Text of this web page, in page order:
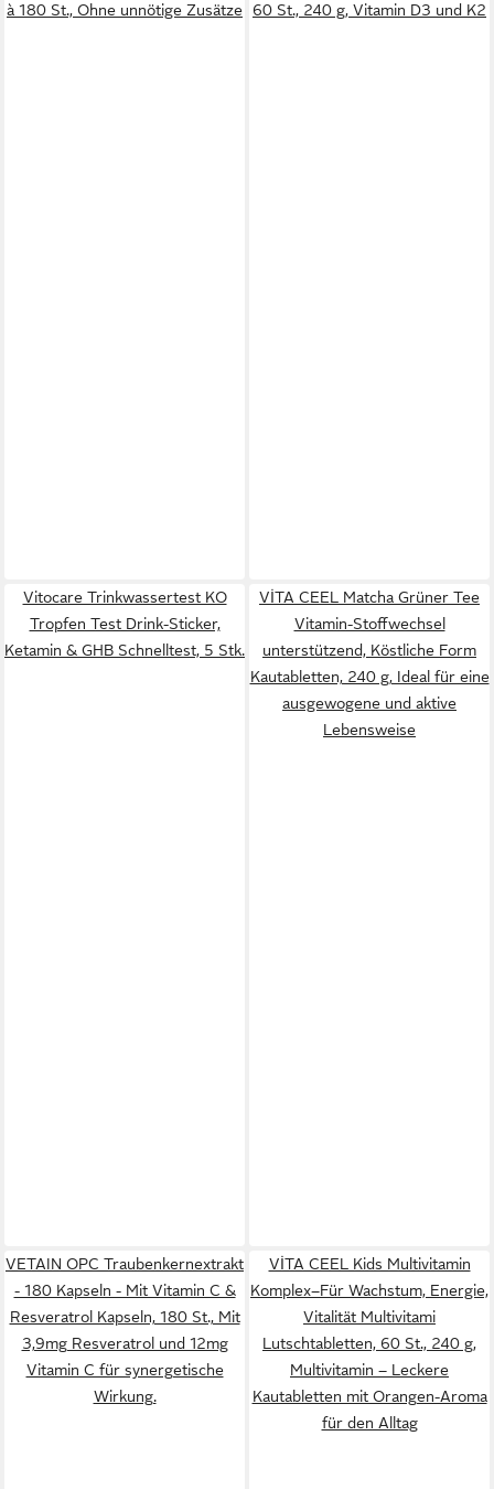
à 180 St., Ohne unnötige Zusätze
60 St., 240 g, Vitamin D3 und K2
Vitocare Trinkwassertest KO
Tropfen Test Drink-Sticker,
Ketamin & GHB Schnelltest, 5 Stk.
VİTA CEEL Matcha Grüner Tee
Vitamin-Stoffwechsel
unterstützend, Köstliche Form
Kautabletten, 240 g, Ideal für eine
ausgewogene und aktive
Lebensweise
VETAIN OPC Traubenkernextrakt
- 180 Kapseln - Mit Vitamin C &
Resveratrol Kapseln, 180 St., Mit
3,9mg Resveratrol und 12mg
Vitamin C für synergetische
Wirkung.
VİTA CEEL Kids Multivitamin
Komplex–Für Wachstum, Energie,
Vitalität Multivitami
Lutschtabletten, 60 St., 240 g,
Multivitamin – Leckere
Kautabletten mit Orangen-Aroma
für den Alltag